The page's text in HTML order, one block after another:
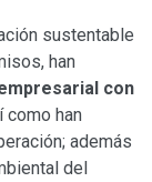
sustentable
han
con
como han
además
del